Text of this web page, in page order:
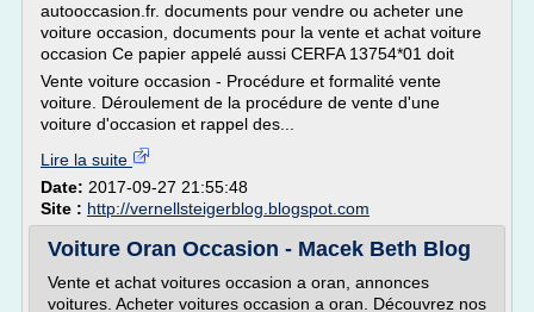
autooccasion.fr. documents pour vendre ou acheter une
voiture occasion, documents pour la vente et achat voiture
occasion Ce papier appelé aussi CERFA 13754*01 doit
Vente voiture occasion - Procédure et formalité vente
voiture. Déroulement de la procédure de vente d'une
voiture d'occasion et rappel des...
Lire la suite
Date: 2017-09-27 21:55:48
Site : http://vernellsteigerblog.blogspot.com
Voiture Oran Occasion - Macek Beth Blog
Vente et achat voitures occasion a oran, annonces
voitures. Acheter voitures occasion a oran. Découvrez nos